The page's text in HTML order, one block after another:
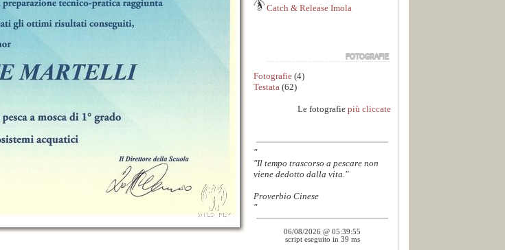
Catch & Release Imola
Fotografie (4)
Testata (62)
Le fotografie più cliccate
"
"Il tempo trascorso a pescare non
viene dedotto dalla vita."
Proverbio Cinese
"
06/08/2026 @ 05:39:55
script eseguito in 39 ms